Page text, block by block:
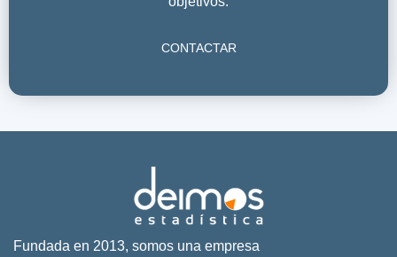
CONTACTAR
Fundada en 2013, somos una empresa